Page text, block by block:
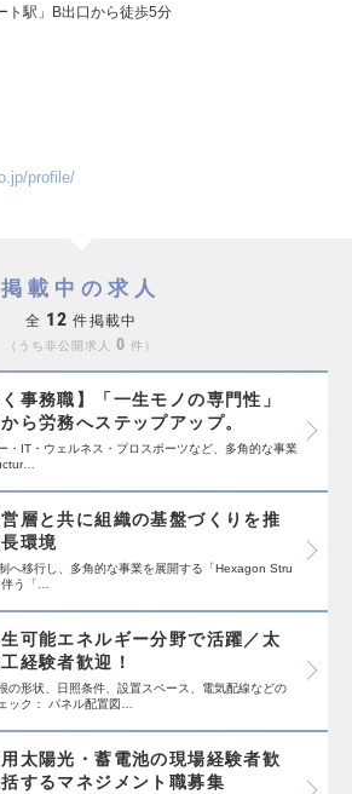
ト駅」B出口から徒歩5分
profile/
掲載中の求人
全 12 件掲載中
うち非公開求人 0 件
事務職】「一生モノの専門性」
ら労務へステップアップ。
・IT・ウェルネス・プロスポーツなど、多角的な事業
営層と共に組織の基盤づくりを推
環境
へ移行し、多角的な事業を展開する「Hexagon Stru
う「…
生可能エネルギー分野で活躍／太
経験者歓迎！
の形状、日照条件、設置スペース、電気配線などの
ック： パネル配置図…
用太陽光・蓄電池の現場経験者歓
するマネジメント職募集